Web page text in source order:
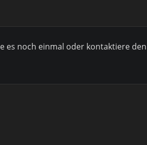
es noch einmal oder kontaktiere den